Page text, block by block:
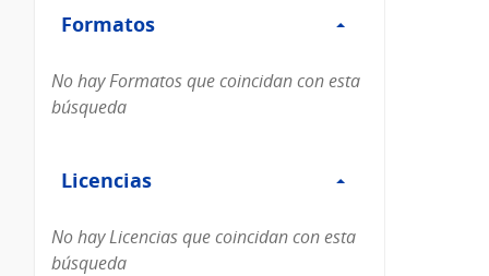
Formatos
Formatos
No hay Formatos que coincidan con esta
búsqueda
Licencias
Licencias
No hay Licencias que coincidan con esta
búsqueda